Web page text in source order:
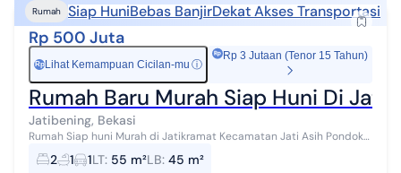
Rumah Siap HuniBebas BanjirDekat Akses Transportasi
Rp 500 Juta
Rp Lihat Kemampuan Cicilan-mu ⓘ
Rp 3 Jutaan (Tenor 15 Tahun)
Rumah Baru Murah Siap Huni Di
Jatibening, Bekasi
Rumah Siap huni Murah di Jatikramat Kecamatan Jati Asih Pondok
Gede Bekasi Rumah 1 Lantai Harga mulai 500 Jutaan di Jatikramat
Kec. Jatiasih Kota....
2 1 1LT: 55 m²LB: 45 m²